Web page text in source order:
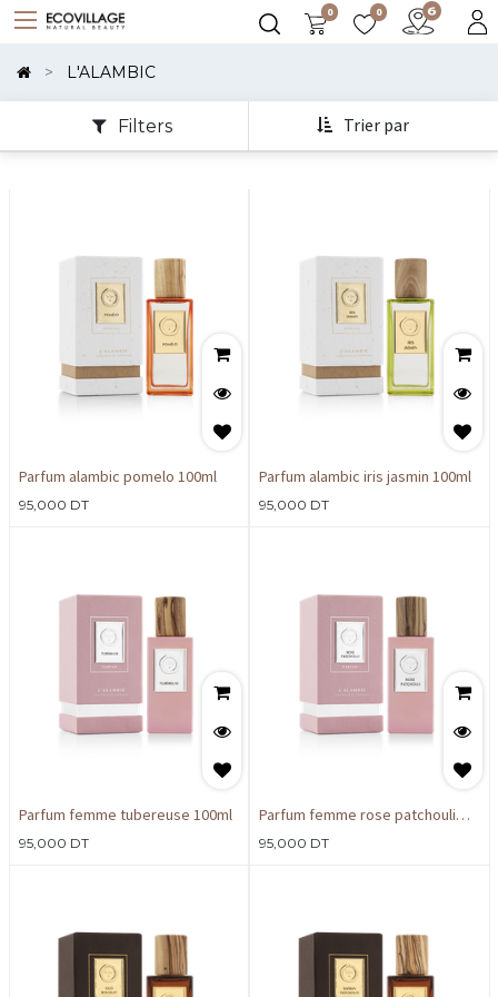
0 0
L'ALAMBIC
Filters Trier par
Montrer
Catégories
Parfum alambic pomelo 100ml
95,000 DT
Parfum alambic iris jasmin 100ml
95,000 DT
Parfum femme tubereuse 100ml
95,000 DT
Parfum femme rose patchouli
100ml
95,000 DT